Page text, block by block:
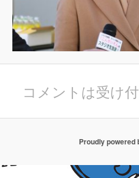
コメントは受け
Proudly powered